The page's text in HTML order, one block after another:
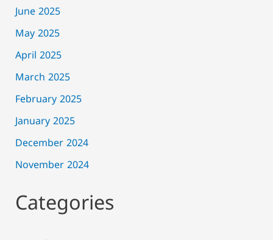
June 2025
May 2025
April 2025
March 2025
February 2025
January 2025
December 2024
November 2024
Categories